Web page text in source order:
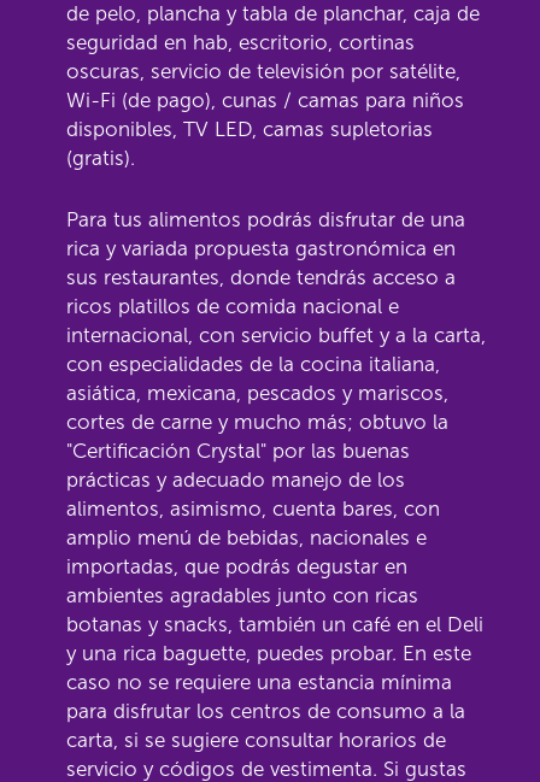
de pelo, plancha y tabla de planchar, caja de
seguridad en hab, escritorio, cortinas
oscuras, servicio de televisión por satélite,
Wi-Fi (de pago), cunas / camas para niños
disponibles, TV LED, camas supletorias
(gratis).
Para tus alimentos podrás disfrutar de una
rica y variada propuesta gastronómica en
sus restaurantes, donde tendrás acceso a
ricos platillos de comida nacional e
internacional, con servicio buffet y a la carta,
con especialidades de la cocina italiana,
asiática, mexicana, pescados y mariscos,
cortes de carne y mucho más; obtuvo la
"Certificación Crystal" por las buenas
prácticas y adecuado manejo de los
alimentos, asimismo, cuenta bares, con
amplio menú de bebidas, nacionales e
importadas, que podrás degustar en
ambientes agradables junto con ricas
botanas y snacks, también un café en el Deli
y una rica baguette, puedes probar. En este
caso no se requiere una estancia mínima
para disfrutar los centros de consumo a la
carta, si se sugiere consultar horarios de
servicio y códigos de vestimenta. Si gustas